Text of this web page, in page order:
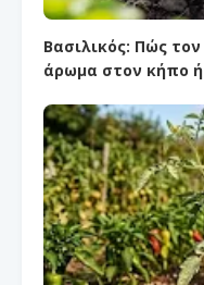
Βασιλικός: Πώς
άρωμα στον κήπο